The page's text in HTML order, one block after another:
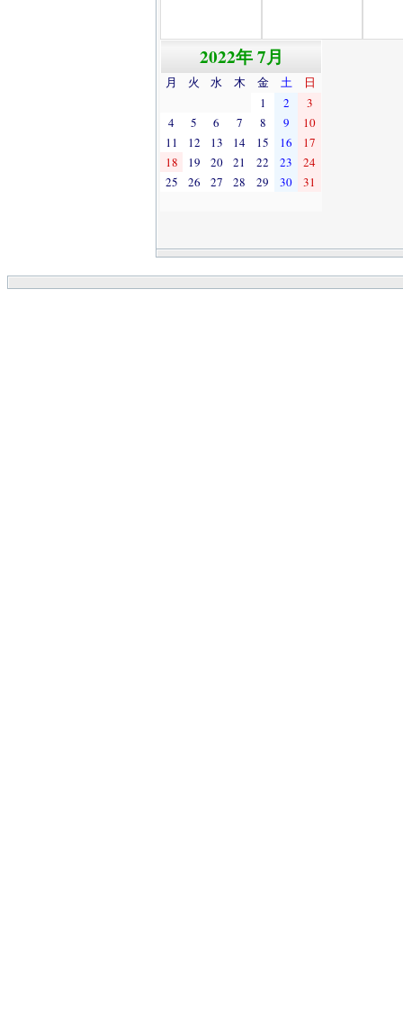
2022年 7月
月 火 水 木 金 土
日
1
2
3
4
5 6 7 8 9
10
11
12 13 14 15 16
17
18
19 20 21 22 23
24
25
26 27 28 29 30 31